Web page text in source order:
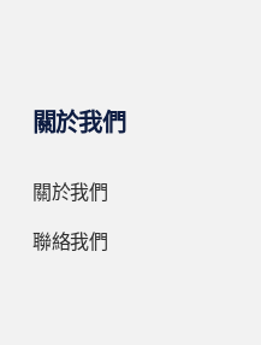
關於我們
關於我們
聯絡我們